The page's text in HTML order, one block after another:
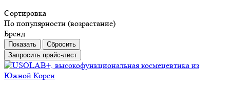
Сортировка
По популярности (возрастание)
Бренд
Сбросить
Запросить прайс-лист